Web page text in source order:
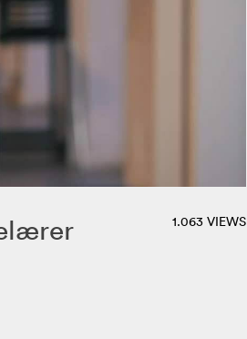
1.063 VIEWS